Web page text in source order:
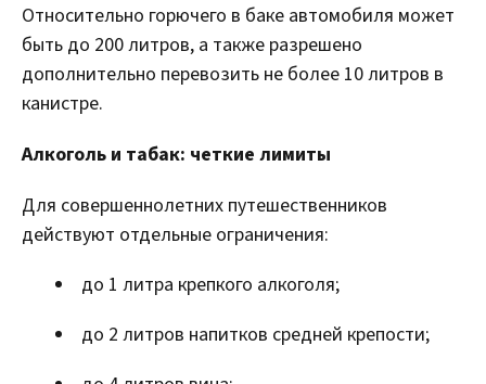
Относительно горючего в баке автомобиля может
быть до 200 литров, а также разрешено
дополнительно перевозить не более 10 литров в
канистре.
Алкоголь и табак: четкие лимиты
Для совершеннолетних путешественников
действуют отдельные ограничения:
до 1 литра крепкого алкоголя;
до 2 литров напитков средней крепости;